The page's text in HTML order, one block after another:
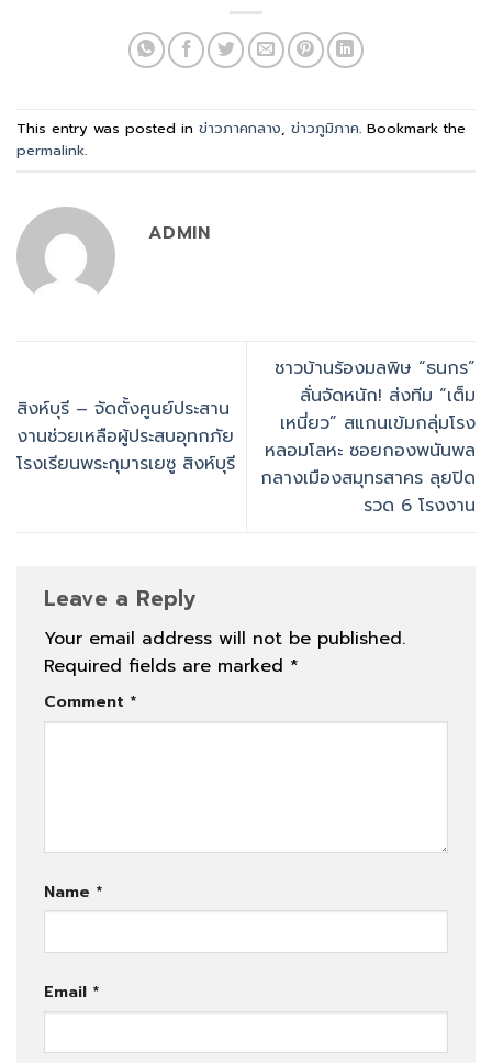
This entry was posted in ข่าวภาคกลาง, ข่าวภูมิภาค. Bookmark the
permalink.
ADMIN
สิงห์บุรี – จัดตั้งศูนย์ประสาน
งานช่วยเหลือผู้ประสบอุทกภัย
โรงเรียนพระกุมารเยซู สิงห์บุรี
ชาวบ้านร้องมลพิษ “ธนกร”
ลั่นจัดหนัก! ส่งทีม “เต็ม
เหนี่ยว” สแกนเข้มกลุ่มโรง
หลอมโลหะ ซอยกองพนันพล
กลางเมืองสมุทรสาคร ลุยปิด
รวด 6 โรงงาน
Leave a Reply
Your email address will not be published.
Required fields are marked *
Comment *
Name *
Email *